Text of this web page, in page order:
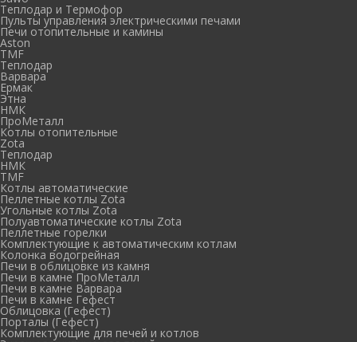
Теплодар и Термофор
Пульты управления электрическими печами
Печи отопительные и камины
Aston
TMF
Теплодар
Варвара
Ермак
Этна
НМК
ПроМеталл
Котлы отопительные
Zota
Теплодар
НМК
TMF
Котлы автоматические
Пеллетные котлы Zota
Угольные котлы Zota
Полуавтоматические котлы Zota
Пеллетные горелки
Комплектующие к автоматическим котлам
Колонка водогрейная
Печи в облицовке из камня
Печи в камне ПроМеталл
Печи в камне Варвара
Печи в камне Гефест
Облицовка (Гефест)
Порталы (Гефест)
Комплектующие для печей и котлов